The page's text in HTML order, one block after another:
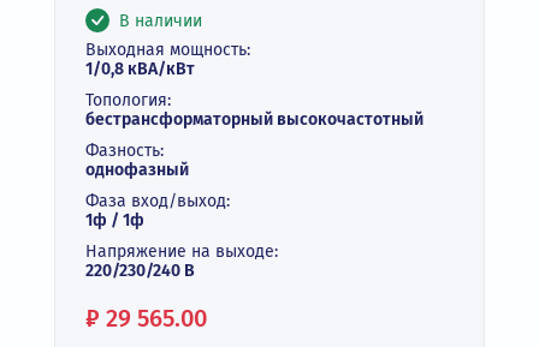
В наличии
Выходная мощность:
1/0,8 кВА/кВт
Топология:
бестрансформаторный высокочастотный
Фазность:
однофазный
Фаза вход/выход:
1ф / 1ф
Напряжение на выходе:
220/230/240 В
Цена:
₽ 29 565.00